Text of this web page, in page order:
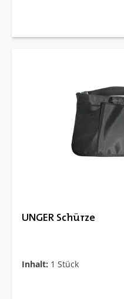
UNGER Schürze
Inhalt: 1 Stück